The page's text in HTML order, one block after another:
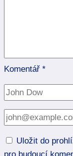
Komentář *
Uložit do